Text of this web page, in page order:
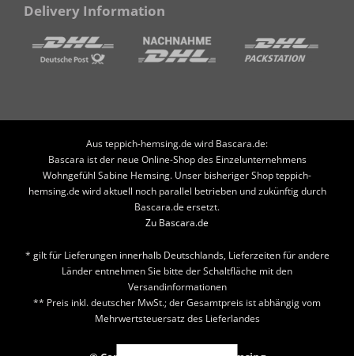
Delivery Information
Aus teppich-hemsing.de wird Bascara.de:
Bascara ist der neue Online-Shop des Einzelunternehmens
Wohngefühl Sabine Hemsing. Unser bisheriger Shop teppich-
hemsing.de wird aktuell noch parallel betrieben und zukünftig durch
Bascara.de ersetzt.
Zu Bascara.de
* gilt für Lieferungen innerhalb Deutschlands, Lieferzeiten für andere
Länder entnehmen Sie bitte der Schaltfläche mit den
Versandinformationen
** Preis inkl. deutscher MwSt.; der Gesamtpreis ist abhängig vom
Mehrwertsteuersatz des Lieferlandes